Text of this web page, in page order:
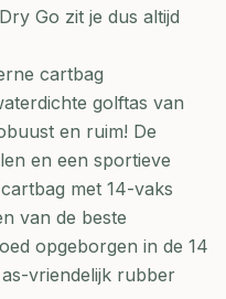
Go zit je dus altijd
cartbag
golftas van
en ruim! De
en een sportieve
met 14-vaks
van de beste
opgeborgen in de 14
vriendelijk rubber